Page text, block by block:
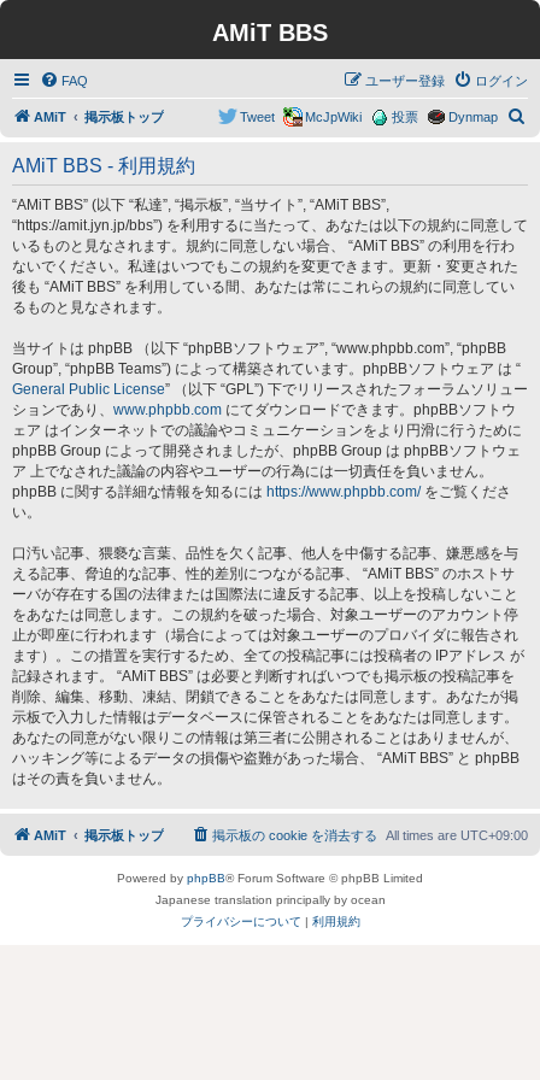
AMiT BBS
FAQ ログイン
ユーザー登録
AMiT 掲示板トップ Dynmap
投票
McJpWiki
Tweet
AMiT BBS - 利用規約
“AMiT BBS” (以下 “私達”, “掲示板”, “当サイト”, “AMiT BBS”,
“https://amit.jyn.jp/bbs”) を利用するに当たって、あなたは以下の規約に同意して
いるものと見なされます。規約に同意しない場合、 “AMiT BBS” の利用を行わ
ないでください。私達はいつでもこの規約を変更できます。更新・変更された
後も “AMiT BBS” を利用している間、あなたは常にこれらの規約に同意してい
るものと見なされます。
当サイトは phpBB （以下 “phpBBソフトウェア”, “www.phpbb.com”, “phpBB
Group”, “phpBB Teams”) によって構築されています。phpBBソフトウェア は “
General Public License” （以下 “GPL”) 下でリリースされたフォーラムソリュー
ションであり、 www.phpbb.com にてダウンロードできます。phpBBソフトウ
ェア はインターネットでの議論やコミュニケーションをより円滑に行うために
phpBB Group によって開発されましたが、phpBB Group は phpBBソフトウェ
ア 上でなされた議論の内容やユーザーの行為には一切責任を負いません。
phpBB に関する詳細な情報を知るには https://www.phpbb.com/をご覧くださ
い。
口汚い記事、猥褻な言葉、品性を欠く記事、他人を中傷する記事、嫌悪感を与
える記事、脅迫的な記事、性的差別につながる記事、 “AMiT BBS” のホストサ
ーバが存在する国の法律または国際法に違反する記事、以上を投稿しないこと
をあなたは同意します。この規約を破った場合、対象ユーザーのアカウント停
止が即座に行われます（場合によっては対象ユーザーのプロバイダに報告され
ます）。この措置を実行するため、全ての投稿記事には投稿者の IPアドレス が
記録されます。 “AMiT BBS” は必要と判断すればいつでも掲示板の投稿記事を
削除、編集、移動、凍結、閉鎖できることをあなたは同意します。あなたが掲
示板で入力した情報はデータベースに保管されることをあなたは同意します。
あなたの同意がない限りこの情報は第三者に公開されることはありませんが、
ハッキング等によるデータの損傷や盗難があった場合、 “AMiT BBS” と phpBB
はその責を負いません。
AMiT 掲示板トップ All times are UTC+09:00
掲示板の cookie を消去する
Powered by phpBB® Forum Software © phpBB Limited
Japanese translation principally by ocean
プライバシーについて | 利用規約